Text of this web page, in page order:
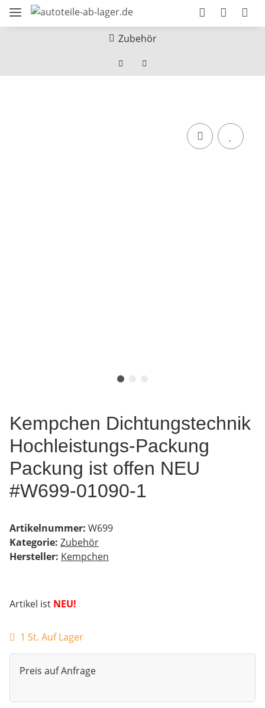
Zubehör
Kempchen Dichtungstechnik
Hochleistungs-Packung
Packung ist offen NEU
#W699-01090-1
Artikelnummer: W699
Kategorie: Zubehör
Hersteller: Kempchen
Artikel ist NEU!
1 St. Auf Lager
Preis auf Anfrage